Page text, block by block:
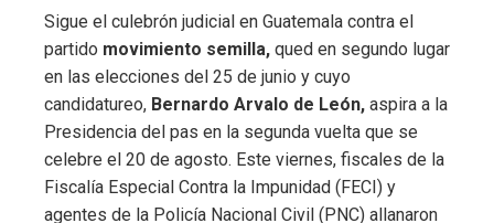
Sigue el culebrón judicial en Guatemala contra el
partido movimiento semilla, qued en segundo lugar
en las elecciones del 25 de junio y cuyo
candidatureo, Bernardo Arvalo de León, aspira a la
Presidencia del pas en la segunda vuelta que se
celebre el 20 de agosto. Este viernes, fiscales de la
Fiscalía Especial Contra la Impunidad (FECI) y
agentes de la Policía Nacional Civil (PNC) allanaron